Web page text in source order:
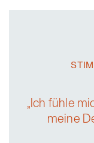
„Ich fühle
meine